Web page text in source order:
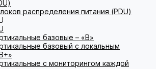
распределения питания (PDU)
базовые – «В»
базовый с локальным
с мониторингом каждой